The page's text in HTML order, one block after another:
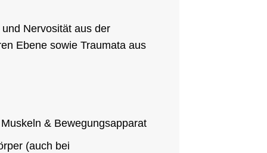
Nervosität aus der
Ebene sowie Traumata aus
& Bewegungsapparat
(auch bei